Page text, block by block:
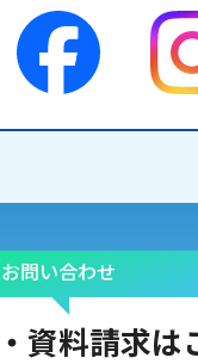
お問い合わせ
資料請求は